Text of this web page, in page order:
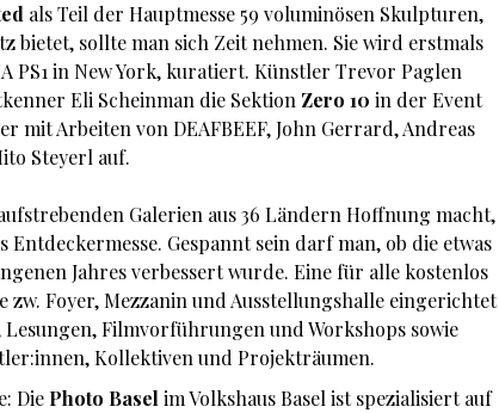
als Teil der Hauptmesse 59 voluminösen Skulpturen,
bietet, sollte man sich Zeit nehmen. Sie wird erstmals
PS1 in New York, kuratiert. Künstler Trevor Paglen
Eli Scheinman die Sektion Zero 10 in der Event
mit Arbeiten von DEAFBEEF, John Gerrard, Andreas
Steyerl auf.
Galerien aus 36 Ländern Hoffnung macht,
Gespannt sein darf man, ob die etwas
Jahres verbessert wurde. Eine für alle kostenlos
Foyer, Mezzanin und Ausstellungshalle eingerichtet
Filmvorführungen und Workshops sowie
Kollektiven und Projekträumen.
Die Photo Baselim Volkshaus Basel ist spezialisiert auf